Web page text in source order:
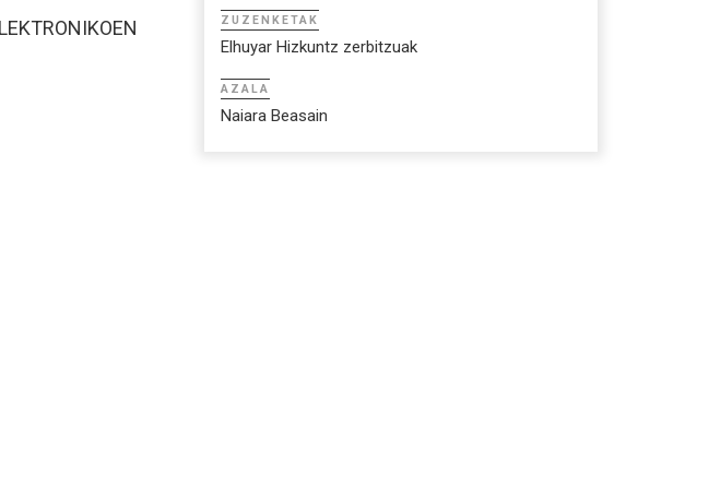
ZUZENKETAK
Elhuyar Hizkuntz zerbitzuak
AZALA
Naiara Beasain